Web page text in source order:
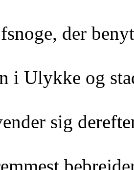
der
i Ulykke og
sig